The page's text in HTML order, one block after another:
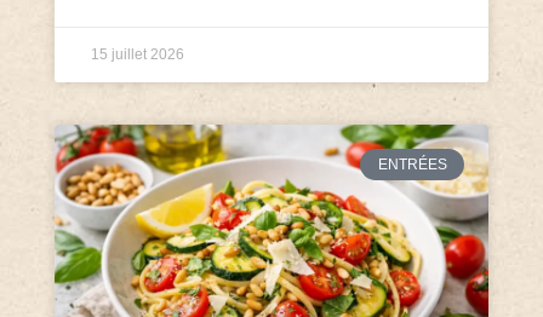
15 juillet 2026
ENTRÉES